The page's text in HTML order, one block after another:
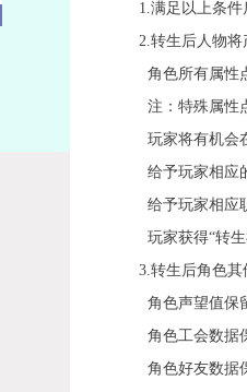
1.满足以上条
2.转生后人物
角色所有属性
注：特殊属性
玩家将有机会
给予玩家相应
给予玩家相应
玩家获得“转
3.转生后角色
角色声望值保
角色工会数据
角色好友数据